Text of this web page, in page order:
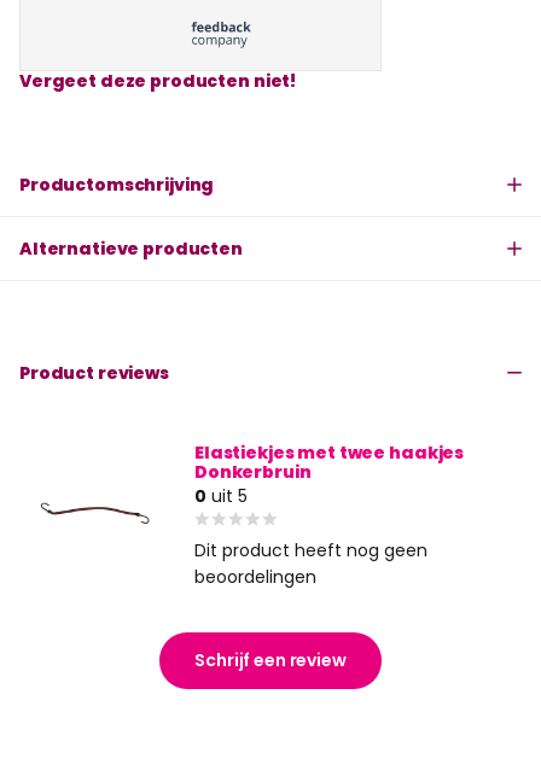
Vergeet deze producten niet!
Productomschrijving
Alternatieve producten
Product reviews
Elastiekjes met twee haakjes
Donkerbruin
0 uit 5
Dit product heeft nog geen
beoordelingen
Schrijf een review